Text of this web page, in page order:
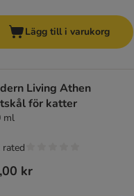
Lägg till i varukorg
Living Athen
för katter
ml
kr